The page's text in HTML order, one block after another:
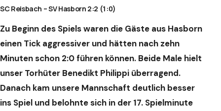
SC Reisbach – SV Hasborn 2:2 (1:0)
Zu Beginn des Spiels waren die Gäste aus Hasborn
einen Tick aggressiver und hätten nach zehn
Minuten schon 2:0 führen können. Beide Male hielt
unser Torhüter Benedikt Philippi überragend.
Danach kam unsere Mannschaft deutlich besser
ins Spiel und belohnte sich in der 17. Spielminute